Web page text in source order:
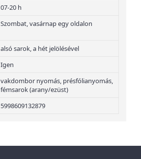
07-20 h
Szombat, vasárnap egy oldalon
alsó sarok, a hét jelölésével
Igen
vakdombor nyomás, présfólianyomás,
fémsarok (arany/ezüst)
5998609132879